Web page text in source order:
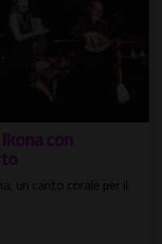
con
un canto corale per il